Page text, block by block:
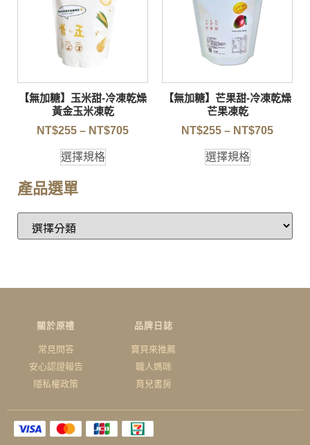
產品選單
【無加糖】玉米甜-冷凍乾燥
黃金玉米凍乾
NT$255 – NT$705
選擇規格
【無加糖】芒果甜-冷凍乾燥
芒果凍乾
NT$255 – NT$705
選擇規格
關於原禮
常見問答
安心認證報告
隱私權政策
品牌日誌
寶貝來推薦
職人媽咪
育兒書房